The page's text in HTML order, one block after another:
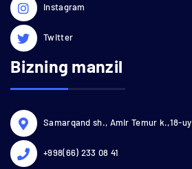
Instagram
Twitter
Bizning manzil
Samarqand sh., Amir Temur k.,18-uy
+998(66) 233 08 41